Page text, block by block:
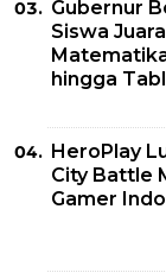
Gubernur
Siswa
hingga
HeroPlay
City Battle
Gamer